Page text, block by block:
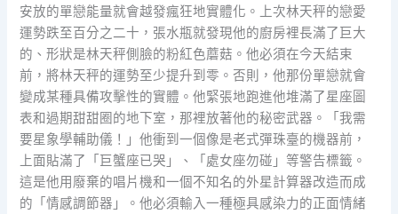
安放的單戀能量就會越發瘋狂地實體化。上次林天秤的戀愛
運勢跌至百分之二十，張水瓶就發現他的廚房裡長滿了巨大
的、形狀是林天秤側臉的粉紅色蘑菇。他必須在今天結束
前，將林天秤的運勢至少提升到零。否則，他那份單戀就會
變成某種具備攻擊性的實體。他緊張地跑進他堆滿了星座圖
表和過期甜甜圈的地下室，那裡放著他的秘密武器。「我需
要星象學輔助儀！」他衝到一個像是老式彈珠臺的機器前，
上面貼滿了「巨蟹座已哭」、「處女座勿碰」等警告標籤。
這是他用廢棄的唱片機和一個不知名的外星計算器改造而成
的「情感調節器」。他必須輸入一種極具感染力的正面情緒